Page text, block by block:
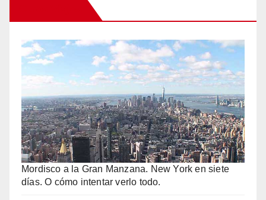
Mordisco a la Gran Manzana. New York en siete
días. O cómo intentar verlo todo.